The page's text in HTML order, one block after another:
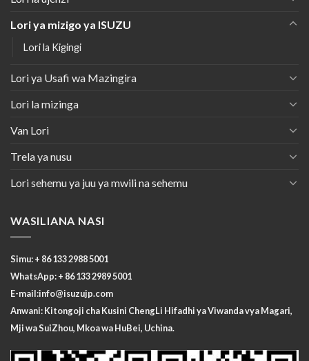
Lori ya mizigo ya ISUZU
Lori la Kigingi
Lori ya Usafi wa Mazingira
Lori la mizinga
Van Lori
Trela ​​ya nusu
Lori sehemu ya juu ya mwili na sehemu
WASILIANA NASI
Simu: + 86 133 2988 5001
WhatsApp: + 86 133 2989 5001
E-mail:info@isuzujp.com
Anwani: Kitongoji cha Kusini ChengLi Hifadhi ya Viwanda vya Magari,
Mji wa SuiZhou, Mkoa wa HuBei, Uchina.